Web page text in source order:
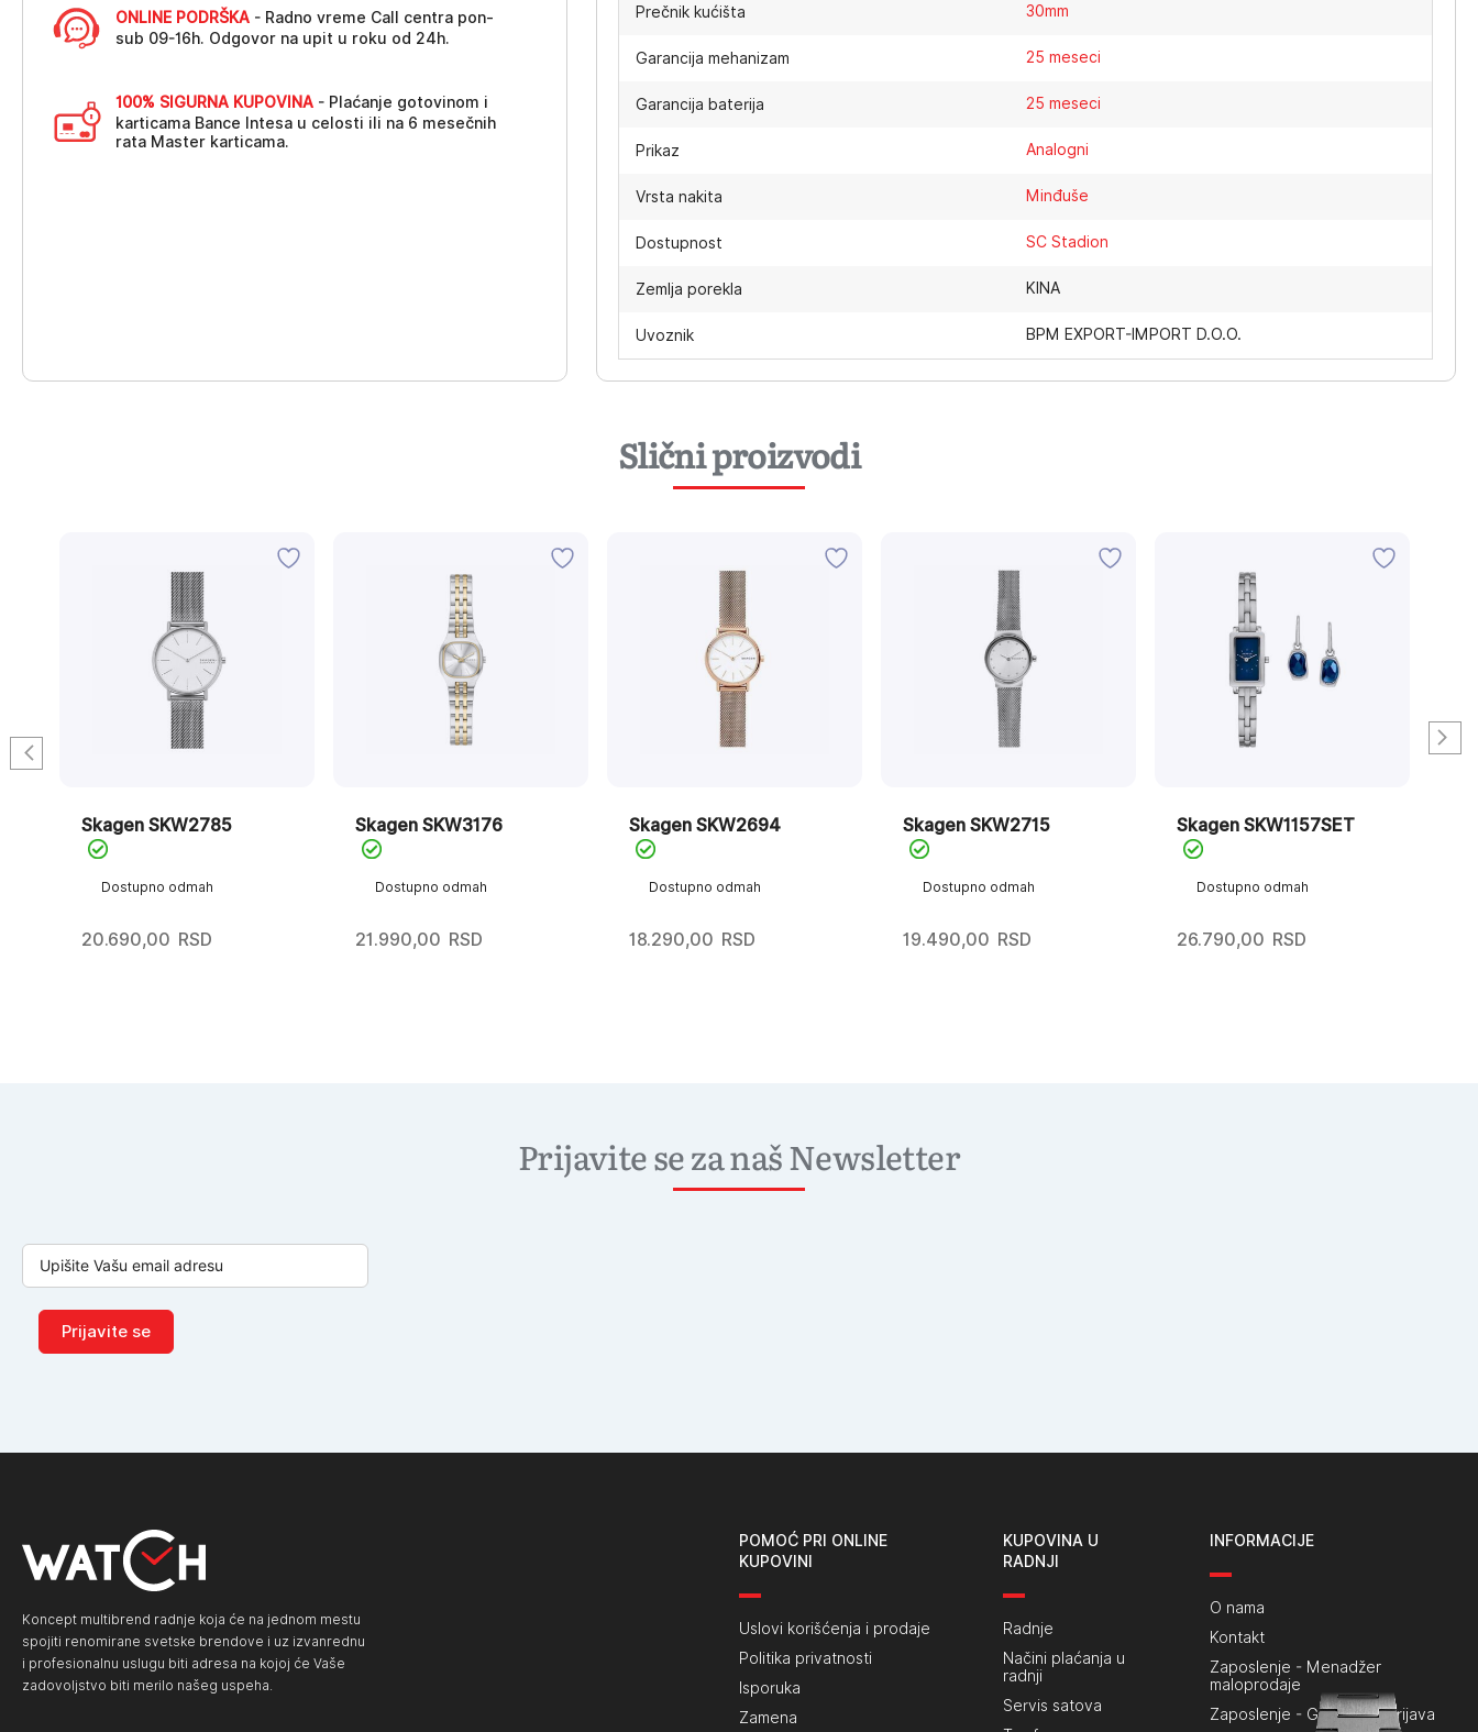
ONLINE PODRŠKA - Radno vreme Call centra pon-
sub 09-16h. Odgovor na upit u roku od 24h.
100% SIGURNA KUPOVINA - Plaćanje gotovinom i
karticama Bance Intesa u celosti ili na 6 mesečnih
rata Master karticama.
Prečnik kućišta 30mm
Garancija mehanizam 25 meseci
Garancija baterija 25 meseci
Prikaz Analogni
Vrsta nakita Minđuše
Dostupnost SC Stadion
Zemlja porekla KINA
Uvoznik BPM EXPORT-IMPORT D.O.O.
Slični proizvodi
Dostupno odmah
Skagen SKW2785
20.690,00 RSD
Dostupno odmah
Skagen SKW3176
21.990,00 RSD
Dostupno odmah
Skagen SKW2694
18.290,00 RSD
Dostupno odmah
Skagen SKW2715
19.490,00 RSD
Dostupno odmah
Skagen SKW1157SET
26.790,00 RSD
Prijavite se za naš Newsletter
Prijavite se
Koncept multibrend radnje koja će na jednom mestu
spojiti renomirane svetske brendove i uz izvanrednu
i profesionalnu uslugu biti adresa na kojoj će Vaše
zadovoljstvo biti merilo našeg uspeha.
POMOĆ PRI ONLINE
KUPOVINI
Uslovi korišćenja i prodaje
Politika privatnosti
Isporuka
Zamena
KUPOVINA U
RADNJI
Radnje
Načini plaćanja u
radnji
Servis satova
INFORMACIJE
O nama
Kontakt
Zaposlenje - Menadžer
maloprodaje
Zaposlenje - Generalna prijava